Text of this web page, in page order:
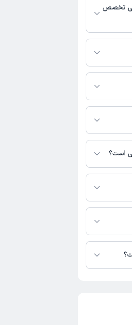
تخصص
می‌کنند.
است؟
نیست.
در دسترس نیست.